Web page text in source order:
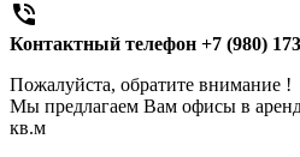

Контактный телефон +7 (980)
Пожалуйста, обратите внимание !
Мы предлагаем Вам офисы в
кв.м